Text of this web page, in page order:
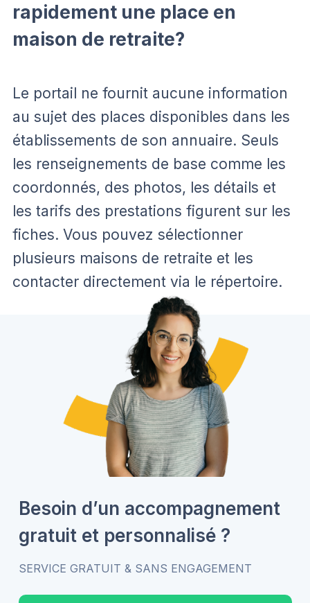
rapidement une place en
maison de retraite?
Le portail ne fournit aucune information
au sujet des places disponibles dans les
établissements de son annuaire. Seuls
les renseignements de base comme les
coordonnés, des photos, les détails et
les tarifs des prestations figurent sur les
fiches. Vous pouvez sélectionner
plusieurs maisons de retraite et les
contacter directement via le répertoire.
Besoin d’un accompagnement
gratuit et personnalisé ?
SERVICE GRATUIT & SANS ENGAGEMENT